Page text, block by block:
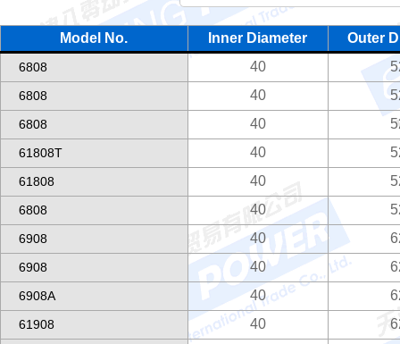
Model No. Inner Diameter Outer
6808 40
6808 40
6808 40
61808T 40
61808 40
6808 40
6908 40
6908 40
6908A 40
61908 40